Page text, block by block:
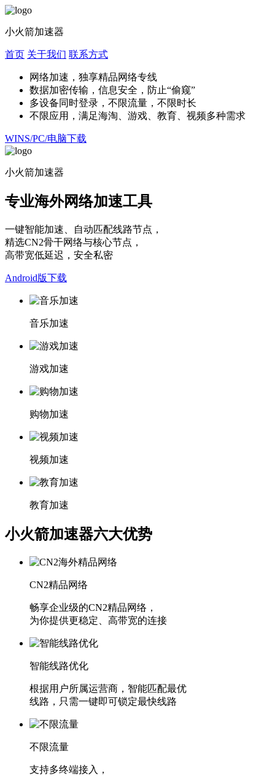
小火箭加速器
首页 关于我们 联系方式
网络加速，独享精品网络专线
数据加密传输，信息安全，防止“偷窥”
多设备同时登录，不限流量，不限时长
不限应用，满足海淘、游戏、教育、视频多种需求
WINS/PC/电脑下载
小火箭加速器
专业海外网络加速工具
一键智能加速、自动匹配线路节点，
精选CN2骨干网络与核心节点，
高带宽低延迟，安全私密
Android版下载
音乐加速
游戏加速
购物加速
视频加速
教育加速
小火箭加速器六大优势
CN2精品网络
畅享企业级的CN2精品网络，
为你提供更稳定、高带宽的连接
智能线路优化
根据用户所属运营商，智能匹配最优
线路，只需一键即可锁定最快线路
不限流量
支持多终端接入，